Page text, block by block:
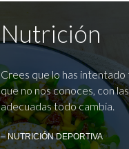
Nutrición
Crees que lo has intentado
que no nos conoces, con
adecuadas todo cambia.
– NUTRICIÓN DEPORTIVA